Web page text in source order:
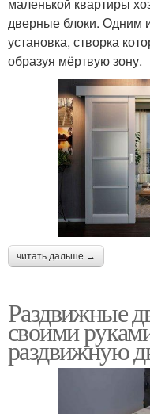
дверные блоки. Одним
установка, створка
образуя мёртвую зону.
читать дальше →
Раздвижные
своими
раздвижную